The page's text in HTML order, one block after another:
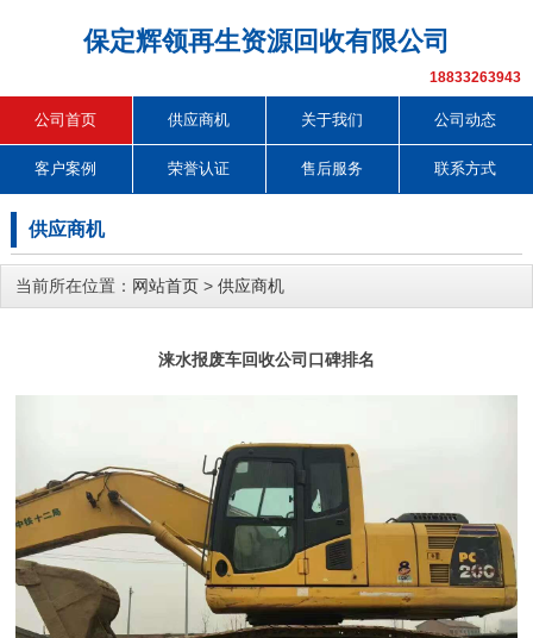
保定辉领再生资源回收有限公司
18833263943
公司首页 供应商机 关于我们 公司动态
客户案例 荣誉认证 售后服务 联系方式
供应商机
当前所在位置： 网站首页 > 供应商机
涞水报废车回收公司口碑排名